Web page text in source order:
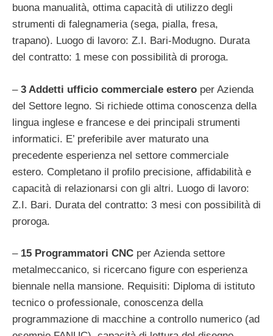
buona manualità, ottima capacità di utilizzo degli
strumenti di falegnameria (sega, pialla, fresa,
trapano). Luogo di lavoro: Z.I. Bari-Modugno. Durata
del contratto: 1 mese con possibilità di proroga.
– 3 Addetti ufficio commerciale estero per Azienda
del Settore legno. Si richiede ottima conoscenza della
lingua inglese e francese e dei principali strumenti
informatici. E’ preferibile aver maturato una
precedente esperienza nel settore commerciale
estero. Completano il profilo precisione, affidabilità e
capacità di relazionarsi con gli altri. Luogo di lavoro:
Z.I. Bari. Durata del contratto: 3 mesi con possibilità di
proroga.
– 15 Programmatori CNC per Azienda settore
metalmeccanico, si ricercano figure con esperienza
biennale nella mansione. Requisiti: Diploma di istituto
tecnico o professionale, conoscenza della
programmazione di macchine a controllo numerico (ad